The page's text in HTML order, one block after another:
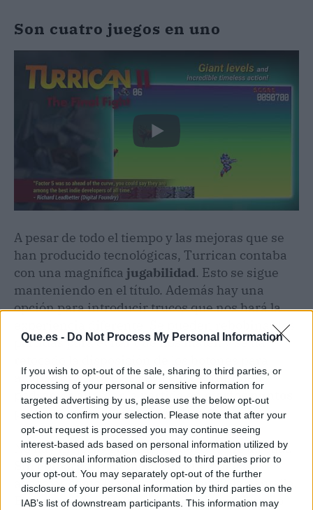
Que.es - Do Not Process My Personal Information
If you wish to opt-out of the sale, sharing to third parties, or
processing of your personal or sensitive information for
targeted advertising by us, please use the below opt-out
section to confirm your selection. Please note that after your
opt-out request is processed you may continue seeing
interest-based ads based on personal information utilized by
us or personal information disclosed to third parties prior to
your opt-out. You may separately opt-out of the further
disclosure of your personal information by third parties on the
IAB’s list of downstream participants. This information may
Son cuatro juegos en uno
A pesar de todo el tiempo y las mejoras que se
han producido tecnológicas, Turrican contaba
con una magnífica jugabilidad. Esto se sigue
manteniendo en el título. Además hay una
opción para introducir trucos que nos hará la
experiencia diferente. Se pueden rebobinar las
partidas para evitar que nos maten y se ha
adaptarlo a lo que se lleva ahora. También
podremos guardar la partida en ciertos puntos
para no tener que empezar de nuevo.
No hay mejoras gráficas, el juego viene tal cual.
Sin embargo, podemos retocar algunos
aspectos como la personalización de la pantalla.
Esto permitirá darle un toque más moderno o